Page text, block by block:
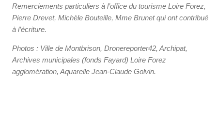
Remerciements particuliers à l’office du tourisme Loire Forez,
Pierre Drevet, Michèle Bouteille, Mme Brunet qui ont contribué
à l’écriture.
Photos : Ville de Montbrison, Dronereporter42, Archipat,
Archives municipales (fonds Fayard) Loire Forez
agglomération, Aquarelle Jean-Claude Golvin.